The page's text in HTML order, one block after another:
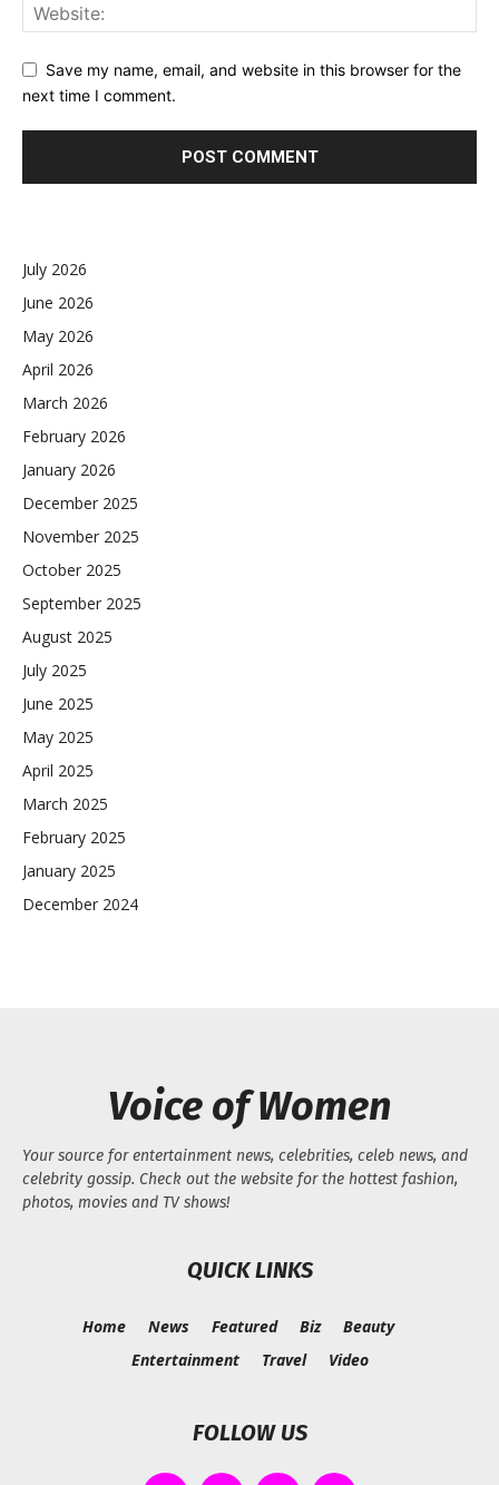
Save my name, email, and website in this browser for the
next time I comment.
July 2026
June 2026
May 2026
April 2026
March 2026
February 2026
January 2026
December 2025
November 2025
October 2025
September 2025
August 2025
July 2025
June 2025
May 2025
April 2025
March 2025
February 2025
January 2025
December 2024
Voice of Women
Your source for entertainment news, celebrities, celeb news, and
celebrity gossip. Check out the website for the hottest fashion,
photos, movies and TV shows!
QUICK LINKS
Home News Featured Biz
Beauty
Entertainment
Travel Video
FOLLOW US